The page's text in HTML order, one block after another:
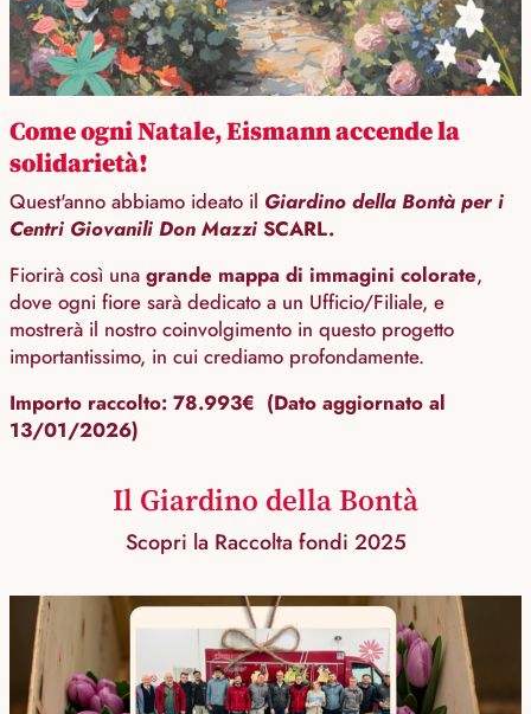
Come ogni Natale, Eismann accende la
solidarietà!
Quest'anno abbiamo ideato il Giardino della Bontà per i
Centri Giovanili Don Mazzi SCARL.
Fiorirà così una grande mappa di immagini colorate,
dove ogni fiore sarà dedicato a un Ufficio/Filiale, e
mostrerà il nostro coinvolgimento in questo progetto
importantissimo, in cui crediamo profondamente.
Importo raccolto: 78.993€ (Dato aggiornato al
13/01/2026)
Il Giardino della Bontà
Scopri la Raccolta fondi 2025